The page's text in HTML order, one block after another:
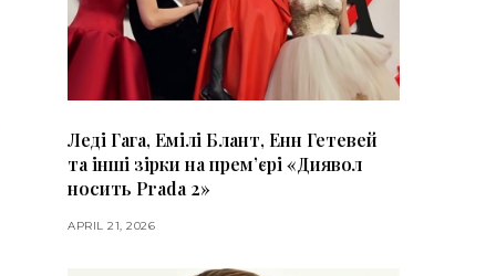
Леді Гага, Емілі Блант, Енн Гетевей
та інші зірки на премʼєрі «Диявол
носить Prada 2»
APRIL 21, 2026